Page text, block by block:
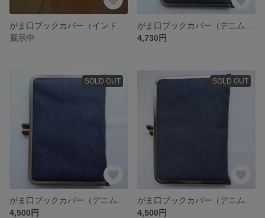
展示中
4,730円
SOLD OUT
4,500円
SOLD OUT
4,500円